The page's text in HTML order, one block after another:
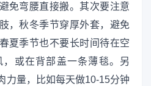
免弯腰直接搬。其次要注意
，秋冬季节穿厚外套，避免
夏季节也不要长时间待在空
或在背部盖一条薄毯。另
力量，比如每天做10-15分钟